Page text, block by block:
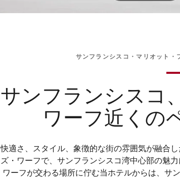
サンフランシスコ・マリオット・
サンフランシスコ
ワーフ近くの
快適さ、スタイル、象徴的な街の雰囲気が融合
ズ・ワーフで、サンフランシスコ湾中心部の魅
ワーフが交わる場所に佇む当ホテルからは、サ